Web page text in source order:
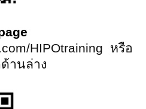
HIPOtraining หรือ
านล่าง